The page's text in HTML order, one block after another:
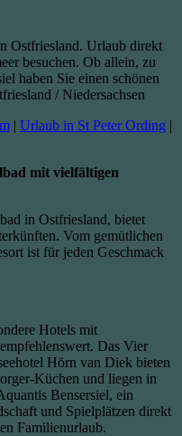
Ostfriesland. Urlaub direkt
besuchen. Ob allein, zu
haben Sie einen schönen
/ Niedersachsen
| Urlaub in St Peter Ording |
mit vielfältigen
in Ostfriesland, bietet
Vom gemütlichen
ist für jeden Geschmack
Hotels mit
Das Vier
Hörn van Diek bieten
Küchen und liegen in
Bensersiel, ein
und Spielplätzen direkt
Familienurlaub.